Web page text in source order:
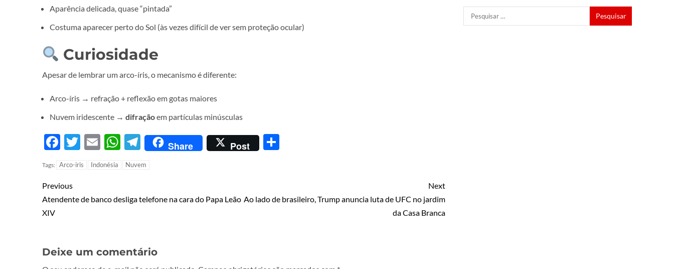
Aparência delicada, quase “pintada”
Costuma aparecer perto do Sol (às vezes difícil de ver sem proteção ocular)
Curiosidade
Apesar de lembrar um arco-íris, o mecanismo é diferente:
Arco-íris → refração + reflexão em gotas maiores
Nuvem iridescente → difraçãoem partículas minúsculas
Facebook
Twitter
EmailWhatsApp
Telegram
Share Post
Tags: Arco-iris Indonésia Nuvem
Previous
Atendente de banco desliga telefone na cara do Papa Leão
XIV
Next
Ao lado de brasileiro, Trump anuncia luta de UFC no jardim
da Casa Branca
Deixe um comentário